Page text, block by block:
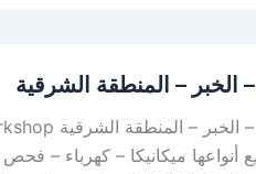
– المنطقة الشرقية
أنواعها ميكانيكا – كهرباء